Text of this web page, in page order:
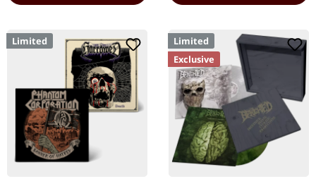
Limited
Limited
Exclusive